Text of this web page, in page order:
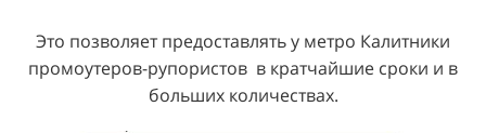
Это позволяет предоставлять у метро Калитники
промоутеров-рупористов в кратчайшие сроки и в
больших количествах.